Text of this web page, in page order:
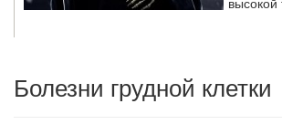
Болезни грудной клетки